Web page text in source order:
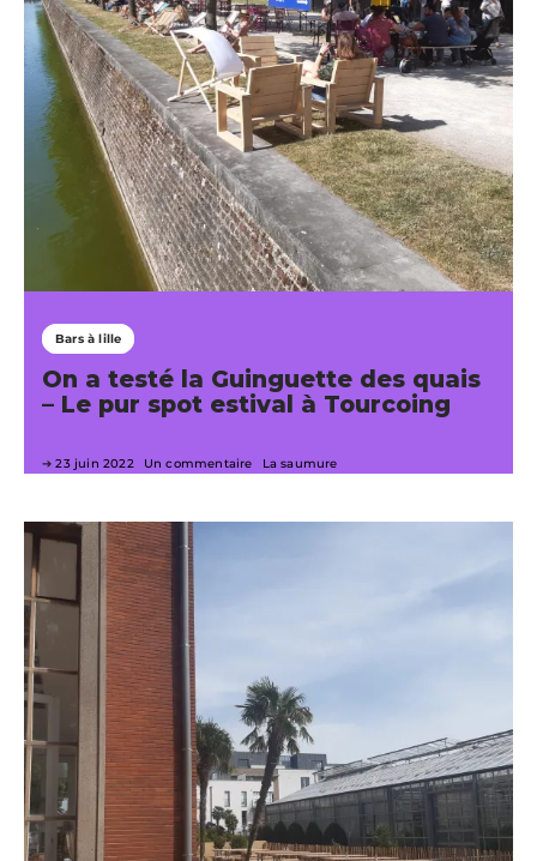
Bars à lille
On a testé la Guinguette des quais
– Le pur spot estival à Tourcoing
23 juin 2022 Un commentaire La saumure